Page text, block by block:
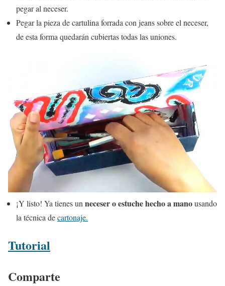
pegar al neceser.
Pegar la pieza de cartulina forrada con jeans sobre el neceser,
de esta forma quedarán cubiertas todas las uniones.
¡Y listo! Ya tienes unneceser o estuche hecho a manousando
la técnica decartonaje.
Tutorial
Comparte